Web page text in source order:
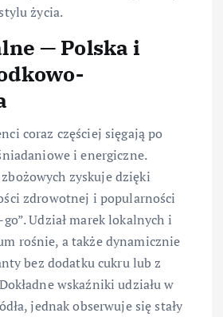
życia.
— Polska i
coraz częściej sięgają po
i energiczne.
zyskuje dzięki
zdrowotnej i popularności
Udział marek lokalnych i
rośnie, a także dynamicznie
bez dodatku cukru lub z
wskaźniki udziału w
jednak obserwuje się stały